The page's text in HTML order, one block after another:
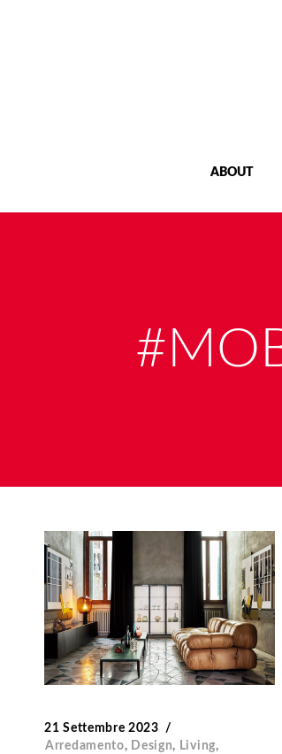
ABOUT
21 Settembre 2023
Arredamento, Design, Living,